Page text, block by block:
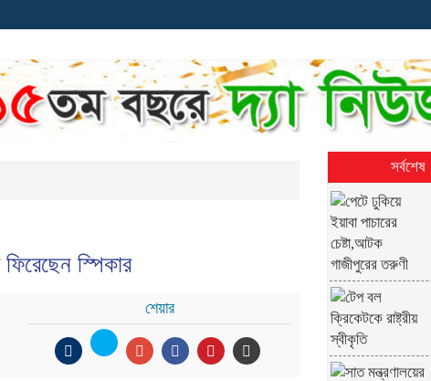
স্পিকার
শেয়ার
সর্বশেষ